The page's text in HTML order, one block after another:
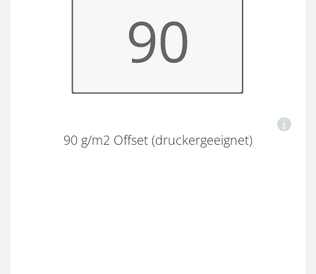
90 g/m2 Offset (druckergeeignet)